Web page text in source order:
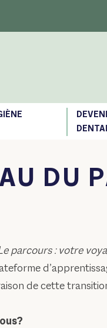
DU
parcours : votre
de cette